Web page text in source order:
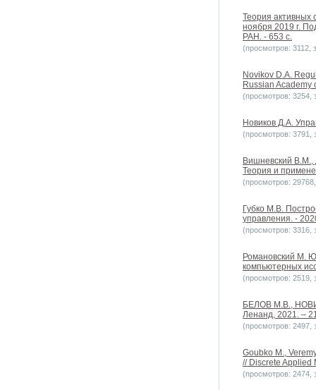
Теория активных
ноября 2019 г.
РАН. - 653 с.
(просмотров: 3112,
Novikov D.A.
Russian Academy
(просмотров: 3254,
Новиков Д.А.
(просмотров: 3791,
Вишневский В.М.,
Теория и
(просмотров:
Губко М.В.
управления. -
(просмотров: 3316,
Романовский М.
компьютерных
(просмотров: 2519,
БЕЛОВ М.В.,
Ленанд, 2021. –
(просмотров: 2497,
Goubko M.,
// Discrete Applied
(просмотров: 2474,